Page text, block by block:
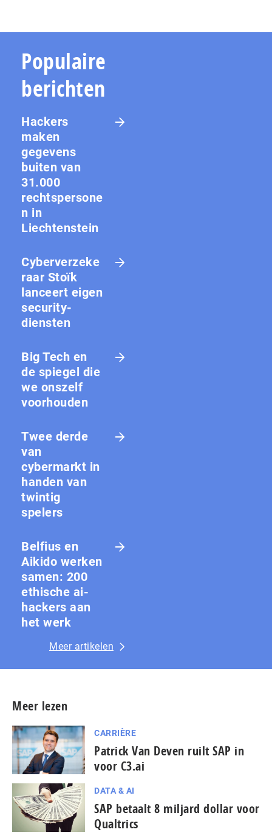
Populaire
berichten
Hackers
maken
gegevens
buiten van
31.000
rechtspersone
n in
Liechtenstein
Cyberverzeke
raar Stoïk
lanceert eigen
security-
diensten
Big Tech en
de spiegel die
we onszelf
voorhouden
Twee derde
van
cybermarkt in
handen van
twintig
spelers
Belfius en
Aikido werken
samen: 200
ethische ai-
hackers aan
het werk
Meer artikelen
Meer lezen
CARRIÈRE
Patrick Van Deven ruilt SAP in
voor C3.ai
DATA & AI
SAP betaalt 8 miljard dollar voor
Qualtrics